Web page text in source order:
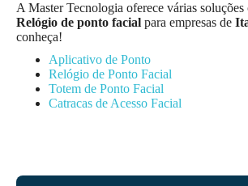
A Master Tecnologia oferece várias soluções
Relógio de ponto facial para empresas de
conheça!
Aplicativo de Ponto
Relógio de Ponto Facial
Totem de Ponto Facial
Catracas de Acesso Facial